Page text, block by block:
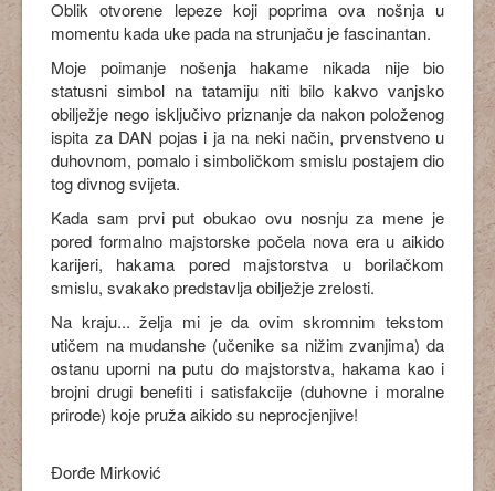
Oblik otvorene lepeze koji poprima ova nošnja u
momentu kada uke pada na strunjaču je fascinantan.
Moje poimanje nošenja hakame nikada nije bio
statusni simbol na tatamiju niti bilo kakvo vanjsko
obilježje nego isključivo priznanje da nakon položenog
ispita za DAN pojas i ja na neki način, prvenstveno u
duhovnom, pomalo i simboličkom smislu postajem dio
tog divnog svijeta.
Kada sam prvi put obukao ovu nosnju za mene je
pored formalno majstorske počela nova era u aikido
karijeri, hakama pored majstorstva u borilačkom
smislu, svakako predstavlja obilježje zrelosti.
Na kraju... želja mi je da ovim skromnim tekstom
utičem na mudanshe (učenike sa nižim zvanjima) da
ostanu uporni na putu do majstorstva, hakama kao i
brojni drugi benefiti i satisfakcije (duhovne i moralne
prirode) koje pruža aikido su neprocjenjive!
Đorđe Mirković